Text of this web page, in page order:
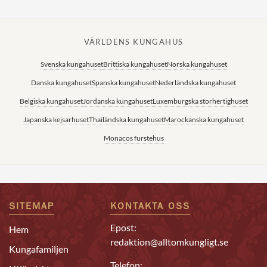
VÄRLDENS KUNGAHUS
Svenska kungahusetBrittiska kungahusetNorska kungahuset
Danska kungahusetSpanska kungahusetNederländska kungahuset
Belgiska kungahusetJordanska kungahusetLuxemburgska storhertighuset
Japanska kejsarhusetThailändska kungahusetMarockanska kungahuset
Monacos furstehus
SITEMAP
Hem
Kungafamiljen
KONTAKTA OSS
Epost:
redaktion@alltomkungligt.se